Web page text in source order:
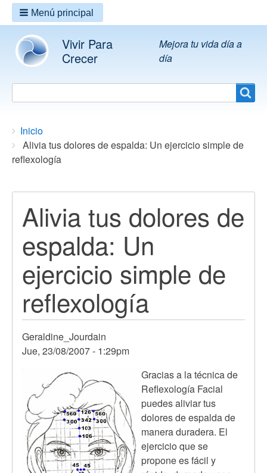
Vivir Para
Crecer
Mejora tu vida día a
día
Search
Menú principal
Breadcrumbs
You
are
here:
Inicio
Alivia tus dolores de espalda: Un ejercicio simple de
reflexología
Alivia tus dolores de
espalda: Un
ejercicio simple de
reflexología
Geraldine_Jourdain
Jue, 23/08/2007 - 1:29pm
Gracias a la técnica de
Reflexología Facial
puedes aliviar tus
dolores de espalda de
manera duradera. El
ejercicio que se
propone es fácil y